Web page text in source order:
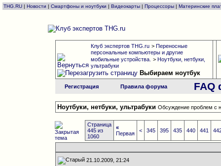
THG.RU | Новости | Смартфоны и ноутбуки | Видеокарты | Процессоры | Материнские
Клуб экспертов THG.ru > Переносные
персональные компьютеры и другие
мобильные устройства. > Ноутбуки, нетбуки,
ультрабуки
Выбираем ноутбук
Регистрация Правила форума FAQ
Ноутбуки, нетбуки, ультрабуки Обсуждение проблем с
Страница
445 из
1060
«
Первая
< 345 395 435 440 441
21.10.2009, 21:24